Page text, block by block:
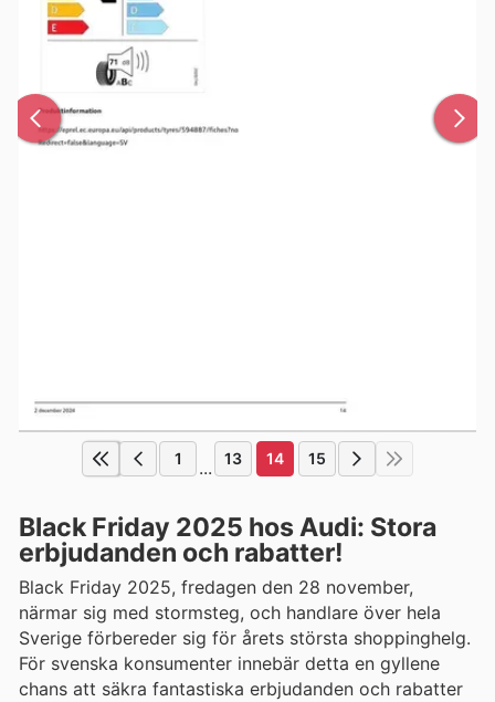
1 ... 13 14 15
Black Friday 2025 hos Audi: Stora
erbjudanden och rabatter!
Black Friday 2025, fredagen den 28 november,
närmar sig med stormsteg, och handlare över hela
Sverige förbereder sig för årets största shoppinghelg.
För svenska konsumenter innebär detta en gyllene
chans att säkra fantastiska erbjudanden och rabatter